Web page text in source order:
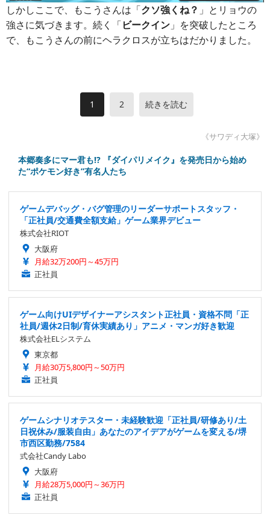
しかしここで、もこうさんは「クソ強くね？ 」とリョウの
強さに気づきます。続く「ビークイン 」を突破したところ
で、もこうさんの前にヘラクロスが立ちはだかりました。
1 2 続きを読む
《サワディ大塚》
本郷奏多にマー君も!? 『ダイパリメイク』を発売日から始め
た“ポケモン好き”有名人たち
ゲームデバッグ・バグ管理のリーダーサポートスタッフ・
「正社員/交通費全額支給」ゲーム業界デビュー
株式会社RIOT
大阪府
月給32万200円～45万円
正社員
ゲーム向けUIデザイナーアシスタント正社員・資格不問「正
社員/週休2日制/育休実績あり」アニメ・マンガ好き歓迎
株式会社ELシステム
東京都
月給30万5,800円～50万円
正社員
ゲームシナリオテスター・未経験歓迎「正社員/研修あり/土
日祝休み/服装自由」あなたのアイデアがゲームを変える/堺
市西区勤務/7584
式会社Candy Labo
大阪府
月給28万5,000円～36万円
正社員